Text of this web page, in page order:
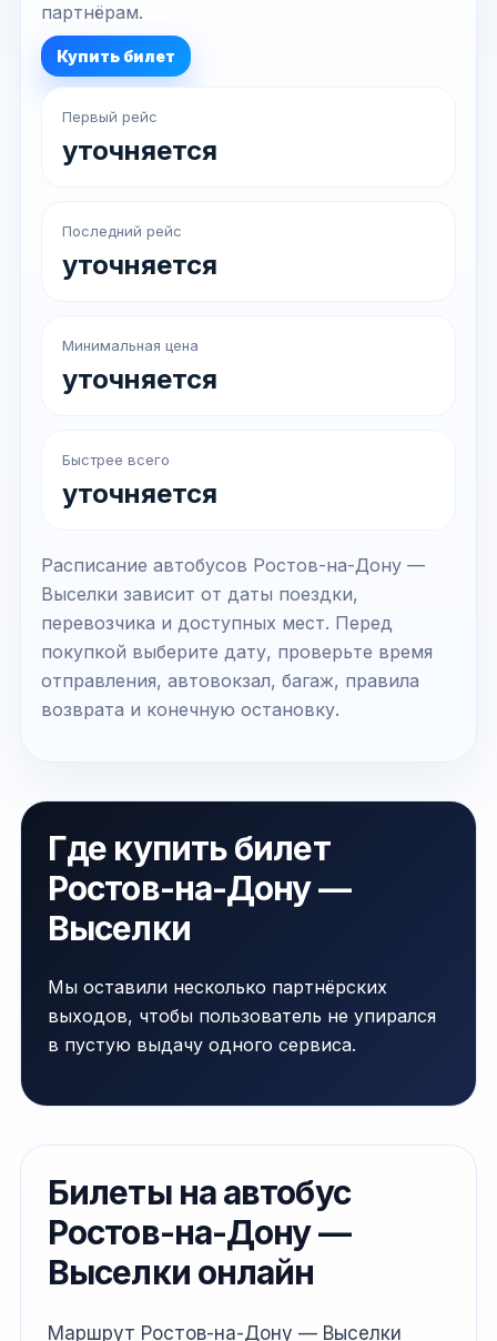
партнёрам.
Купить билет
Первый рейс
уточняется
Последний рейс
уточняется
Минимальная цена
уточняется
Быстрее всего
уточняется
Расписание автобусов Ростов-на-Дону —
Выселки зависит от даты поездки,
перевозчика и доступных мест. Перед
покупкой выберите дату, проверьте время
отправления, автовокзал, багаж, правила
возврата и конечную остановку.
Где купить билет
Ростов-на-Дону —
Выселки
Мы оставили несколько партнёрских
выходов, чтобы пользователь не упирался
в пустую выдачу одного сервиса.
Билеты на автобус
Ростов-на-Дону —
Выселки онлайн
Маршрут Ростов-на-Дону — Выселки